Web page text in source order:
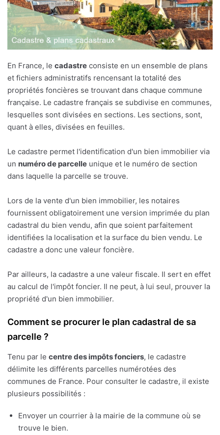
En France, le cadastre consiste en un ensemble de plans
et fichiers administratifs rencensant la totalité des
propriétés foncières se trouvant dans chaque commune
française. Le cadastre français se subdivise en communes,
lesquelles sont divisées en sections. Les sections, sont,
quant à elles, divisées en feuilles.
Le cadastre permet l'identification d'un bien immobilier via
un numéro de parcelle unique et le numéro de section
dans laquelle la parcelle se trouve.
Lors de la vente d'un bien immobilier, les notaires
fournissent obligatoirement une version imprimée du plan
cadastral du bien vendu, afin que soient parfaitement
identifiées la localisation et la surface du bien vendu. Le
cadastre a donc une valeur foncière.
Par ailleurs, la cadastre a une valeur fiscale. Il sert en effet
au calcul de l'impôt foncier. Il ne peut, à lui seul, prouver la
propriété d'un bien immobilier.
Comment se procurer le plan cadastral de sa
parcelle ?
Tenu par le centre des impôts fonciers, le cadastre
délimite les différents parcelles numérotées des
communes de France. Pour consulter le cadastre, il existe
plusieurs possibilités :
Envoyer un courrier à la mairie de la commune où se
trouve le bien.